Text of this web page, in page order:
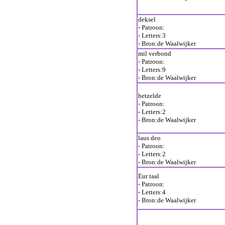
deksel
- Patroon:
- Letters:3
- Bron:de Waalwijker
mil verbond
- Patroon:
- Letters:9
- Bron:de Waalwijker
hetzelde
- Patroon:
- Letters:2
- Bron:de Waalwijker
laus deo
- Patroon:
- Letters:2
- Bron:de Waalwijker
Eur taal
- Patroon:
- Letters:4
- Bron:de Waalwijker